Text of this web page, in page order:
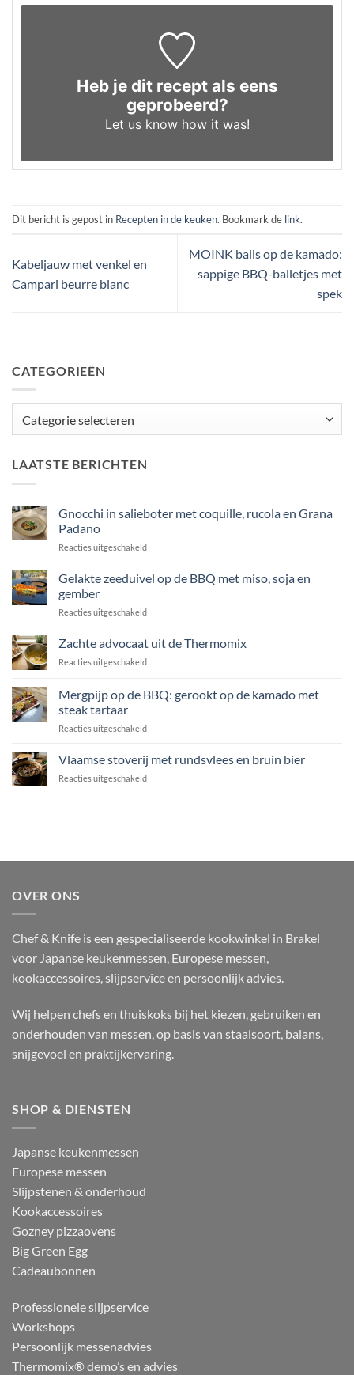
Heb je dit recept als eens
geprobeerd?
Let us knowhow it was!
Dit bericht is gepost in Recepten in de keuken. Bookmark de link.
Kabeljauw met venkel en
Campari beurre blanc
MOINK balls op de kamado:
sappige BBQ-balletjes met
spek
CATEGORIEËN
LAATSTE BERICHTEN
Gnocchi in salieboter met coquille, rucola en Grana
Padano
Reacties uitgeschakeldvoor
in
salieboter
coquille,
en
Padano
Gelakte zeeduivel op de BBQ met miso, soja en
gember
Reacties uitgeschakeldvoor
zeeduivel
op
de
met
en
Zachte advocaat uit de Thermomix
Reacties uitgeschakeldvoor
uit
Thermomix
Mergpijp op de BBQ: gerookt op de kamado met
steak tartaar
Reacties uitgeschakeldvoor
op
de
BBQ:
steak
Vlaamse stoverij met rundsvlees en bruin bier
Reacties uitgeschakeldvoor
OVER ONS
Chef & Knife is een gespecialiseerde kookwinkel in Brakel
voor Japanse keukenmessen, Europese messen,
kookaccessoires, slijpservice en persoonlijk advies.
Wij helpen chefs en thuiskoks bij het kiezen, gebruiken en
onderhouden van messen, op basis van staalsoort, balans,
snijgevoel en praktijkervaring.
SHOP & DIENSTEN
Japanse keukenmessen
Europese messen
Slijpstenen & onderhoud
Kookaccessoires
Gozney pizzaovens
Big Green Egg
Cadeaubonnen
Professionele slijpservice
Workshops
Persoonlijk messenadvies
Thermomix® demo’s en advies